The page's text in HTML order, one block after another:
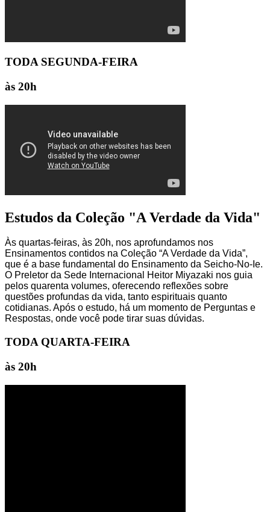
TODA SEGUNDA-FEIRA
às 20h
Estudos da Coleção "A Verdade da Vida"
Às quartas-feiras, às 20h, nos aprofundamos nos
Ensinamentos contidos na Coleção “A Verdade da Vida”,
que é a base fundamental do Ensinamento da Seicho-No-Ie.
O Preletor da Sede Internacional Heitor Miyazaki nos guia
pelos quarenta volumes, oferecendo reflexões sobre
questões profundas da vida, tanto espirituais quanto
cotidianas. Após o estudo, há um momento de Perguntas e
Respostas, onde você pode tirar suas dúvidas.
TODA QUARTA-FEIRA
às 20h